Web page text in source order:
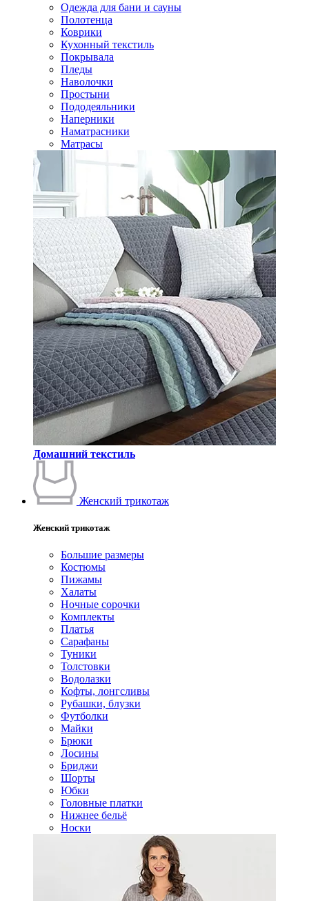
Одежда для бани и сауны
Полотенца
Коврики
Кухонный текстиль
Покрывала
Пледы
Наволочки
Простыни
Пододеяльники
Наперники
Наматрасники
Матрасы
Домашний текстиль
Женский трикотаж
Женский трикотаж
Большие размеры
Костюмы
Пижамы
Халаты
Ночные сорочки
Комплекты
Платья
Сарафаны
Туники
Толстовки
Водолазки
Кофты, лонгсливы
Рубашки, блузки
Футболки
Майки
Брюки
Лосины
Бриджи
Шорты
Юбки
Головные платки
Нижнее бельё
Носки